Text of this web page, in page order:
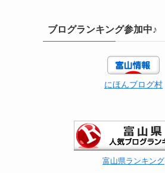
ブログランキング参加中♪
にほんブログ村
富山県ランキング